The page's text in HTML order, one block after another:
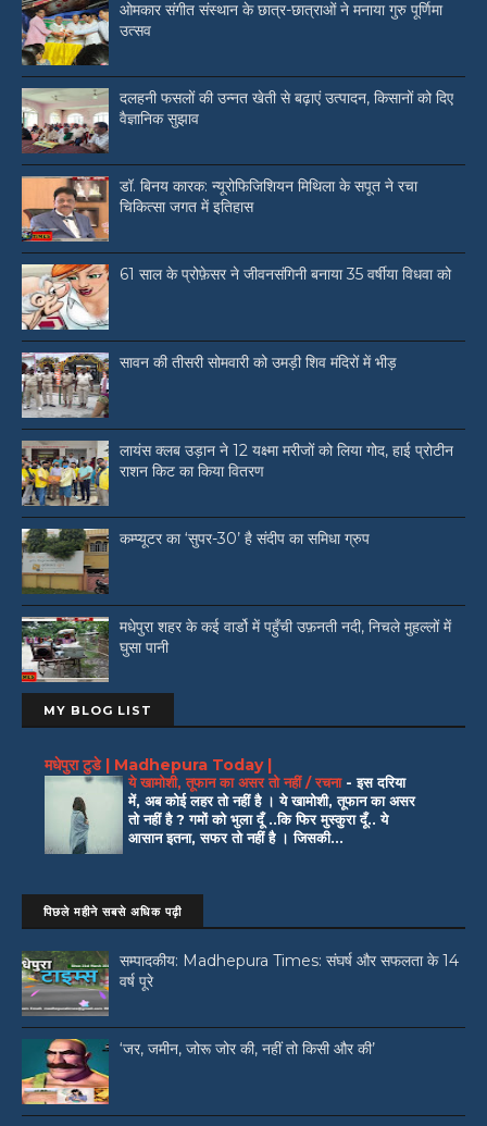
ओमकार संगीत संस्थान के छात्र-छात्राओं ने मनाया गुरु पूर्णिमा
उत्सव
दलहनी फसलों की उन्नत खेती से बढ़ाएं उत्पादन, किसानों को दिए
वैज्ञानिक सुझाव
डॉ. बिनय कारक: न्यूरोफिजिशियन मिथिला के सपूत ने रचा
चिकित्सा जगत में इतिहास
61 साल के प्रोफ़ेसर ने जीवनसंगिनी बनाया 35 वर्षीया विधवा को
सावन की तीसरी सोमवारी को उमड़ी शिव मंदिरों में भीड़
लायंस क्लब उड़ान ने 12 यक्ष्मा मरीजों को लिया गोद, हाई प्रोटीन
राशन किट का किया वितरण
कम्प्यूटर का ‘सुपर-30’ है संदीप का समिधा ग्रुप
मधेपुरा शहर के कई वार्डो में पहुँची उफ़नती नदी, निचले मुहल्लों में
घुसा पानी
MY BLOG LIST
मधेपुरा टुडे | Madhepura Today |
ये खामोशी, तूफान का असर तो नहीं / रचना -इस दरिया
में, अब कोई लहर तो नहीं है । ये खामोशी, तूफान का असर
तो नहीं है ? गमों को भुला दूँ ..कि फिर मुस्कुरा दूँ.. ये
आसान इतना, सफर तो नहीं है । जिसकी...
पिछले महीने सबसे अधिक पढ़ी
सम्पादकीय: Madhepura Times: संघर्ष और सफलता के 14
वर्ष पूरे
‘जर, जमीन, जोरू जोर की, नहीं तो किसी और की’